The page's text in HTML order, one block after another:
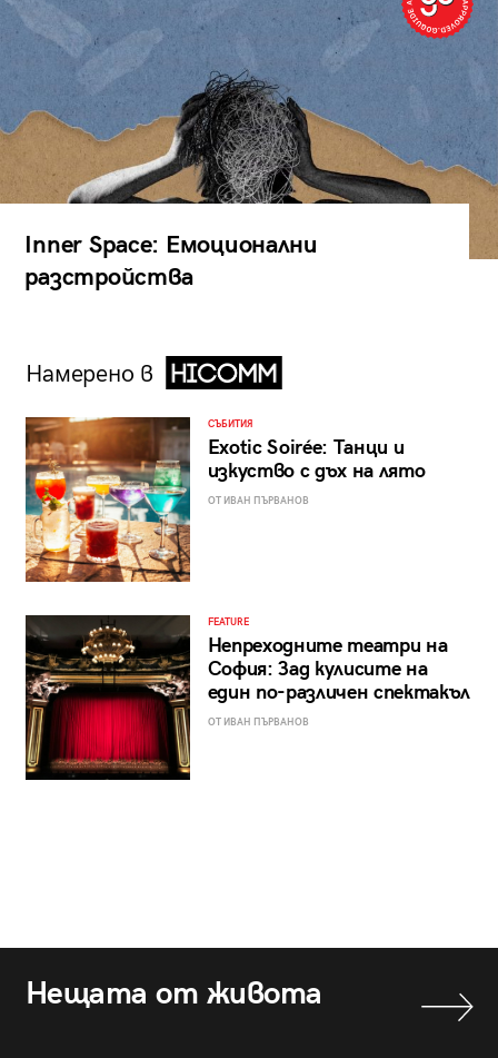
Inner Space: Емоционални
разстройства
Намерено в
СЪБИТИЯ
Exotic Soirée: Танци и
изкуство с дъх на лято
ОТ ИВАН ПЪРВАНОВ
FEATURE
Непреходните театри на
София: Зад кулисите на
един по-различен спектакъл
ОТ ИВАН ПЪРВАНОВ
Нещата от живота